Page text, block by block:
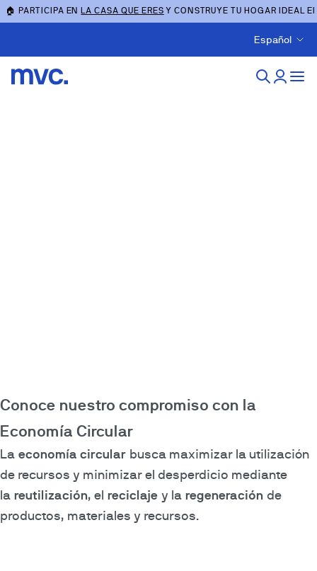
🏠 PARTICIPA ENLA CASA QUE ERES Y CONSTRUYE TU HOGAR IDEAL
Español
Conoce nuestro compromiso con la
Economía Circular
La economía circular busca maximizar la utilización
de recursos y minimizar el desperdicio mediante
la reutilización, el reciclaje y la regeneración de
productos, materiales y recursos.